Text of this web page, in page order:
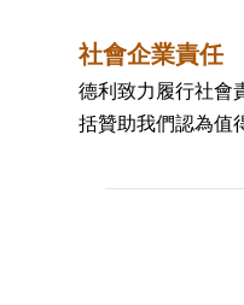
社會企業責任
德利致力履行社會
括贊助我們認為值